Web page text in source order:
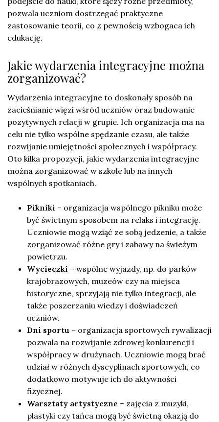
pozwala uczniom dostrzegać praktyczne
zastosowanie teorii, co z pewnością wzbogaca ich
edukację.
Jakie wydarzenia integracyjne można
zorganizować?
Wydarzenia integracyjne to doskonały sposób na
zacieśnianie więzi wśród uczniów oraz budowanie
pozytywnych relacji w grupie. Ich organizacja ma na
celu nie tylko wspólne spędzanie czasu, ale także
rozwijanie umiejętności społecznych i współpracy.
Oto kilka propozycji, jakie wydarzenia integracyjne
można zorganizować w szkole lub na innych
wspólnych spotkaniach.
Pikniki – organizacja wspólnego pikniku może
być świetnym sposobem na relaks i integrację.
Uczniowie mogą wziąć ze sobą jedzenie, a także
zorganizować różne gry i zabawy na świeżym
powietrzu.
Wycieczki – wspólne wyjazdy, np. do parków
krajobrazowych, muzeów czy na miejsca
historyczne, sprzyjają nie tylko integracji, ale
także poszerzaniu wiedzy i doświadczeń
uczniów.
Dni sportu – organizacja sportowych rywalizacji
pozwala na rozwijanie zdrowej konkurencji i
współpracy w drużynach. Uczniowie mogą brać
udział w różnych dyscyplinach sportowych, co
dodatkowo motywuje ich do aktywności
fizycznej.
Warsztaty artystyczne – zajęcia z muzyki,
plastyki czy tańca mogą być świetną okazją do